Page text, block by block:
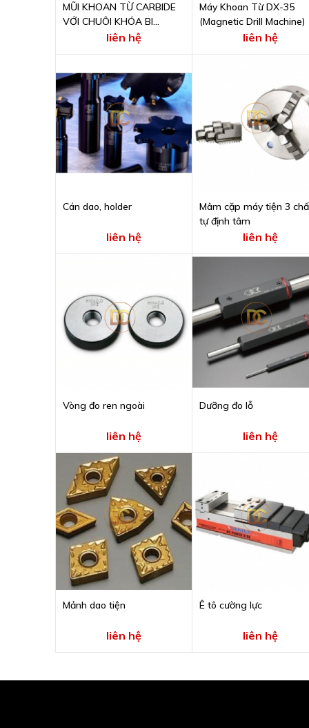
MŨI KHOAN TỪ CARBIDE
VỚI CHUÔI KHÓA BI
CHTOOLSliên hệ
Máy Khoan Từ DX-35
(Magnetic Drill Machine)
liên hệ
Cán dao, holder
liên hệ
Mâm cặp máy tiện 3
tự định tâm
liên hệ
Vòng đo ren ngoài
liên hệ
Dưỡng đo lỗ
liên hệ
Mảnh dao tiện
liên hệ
Ê tô cường lực
liên hệ